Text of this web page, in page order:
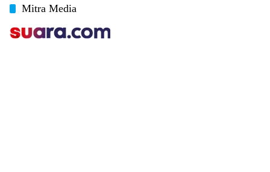
Mitra Media